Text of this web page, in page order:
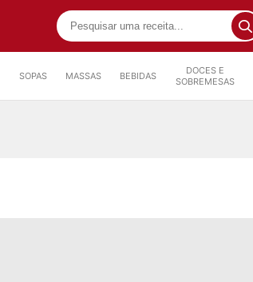
SOPAS MASSAS BEBIDAS
DOCES E
SOBREMESAS